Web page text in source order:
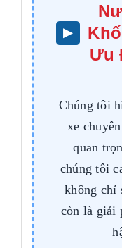
Ưu
Chúng tôi
xe
quan
chúng tôi
không chỉ
còn là giải